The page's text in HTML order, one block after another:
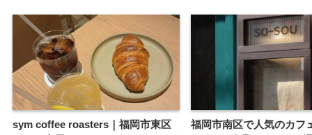
sym coffee roasters｜福岡市東区
福岡市南区で人気のカフ